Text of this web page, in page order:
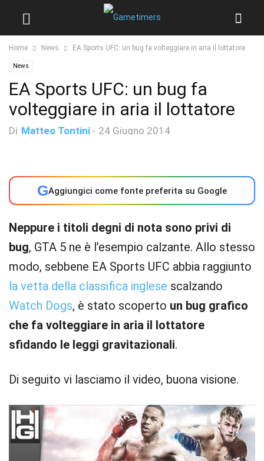
Home News EA Sports UFC: un bug fa volteggiare in aria il lottatore
News
EA Sports UFC: un bug fa
volteggiare in aria il lottatore
Di Matteo Tontini - 24 Giugno 2014
GAggiungici come fonte preferita su Google
Neppure i titoli degni di nota sono privi di
bug, GTA 5 ne è l’esempio calzante. Allo stesso
modo, sebbene EA Sports UFC abbia raggiunto
la vetta della classifica inglese scalzando
Watch Dogs, è stato scoperto un bug grafico
che fa volteggiare in aria il lottatore
sfidando le leggi gravitazionali.
Di seguito vi lasciamo il video, buona visione.